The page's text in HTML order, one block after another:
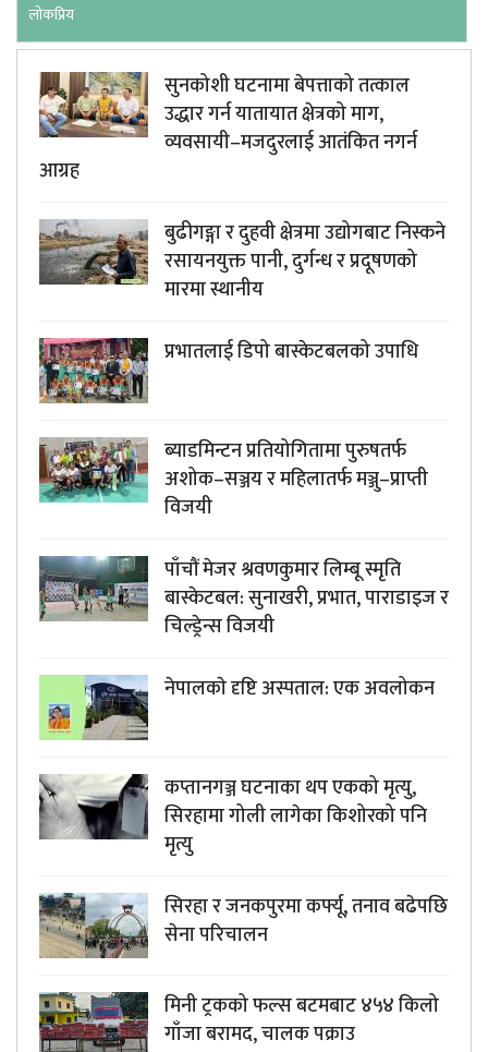
लाेकप्रिय
सुनकोशी घटनामा बेपत्ताको तत्काल
उद्धार गर्न यातायात क्षेत्रको माग,
व्यवसायी–मजदुरलाई आतंकित नगर्न
आग्रह
बुढीगङ्गा र दुहवी क्षेत्रमा उद्योगबाट निस्कने
रसायनयुक्त पानी, दुर्गन्ध र प्रदूषणको
मारमा स्थानीय
प्रभातलाई डिपो बास्केटबलको उपाधि
ब्याडमिन्टन प्रतियोगितामा पुरुषतर्फ
अशोक–सञ्जय र महिलातर्फ मञ्जु–प्राप्ती
विजयी
पाँचौं मेजर श्रवणकुमार लिम्बू स्मृति
बास्केटबल: सुनाखरी, प्रभात, पाराडाइज र
चिल्ड्रेन्स विजयी
नेपालकाे दृष्टि अस्पताल: एक अवलोकन
कप्तानगञ्ज घटनाका थप एकको मृत्यु,
सिरहामा गोली लागेका किशोरको पनि
मृत्यु
सिरहा र जनकपुरमा कर्फ्यू, तनाव बढेपछि
सेना परिचालन
मिनी ट्रकको फल्स बटमबाट ४५४ किलो
गाँजा बरामद, चालक पक्राउ